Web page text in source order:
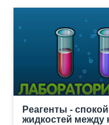
Реагенты -
жидкостей между